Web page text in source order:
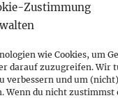
Zustimmung
wie Cookies, um
darauf zuzugreifen. Wir
verbessern und um
Wenn du nicht zustimmst